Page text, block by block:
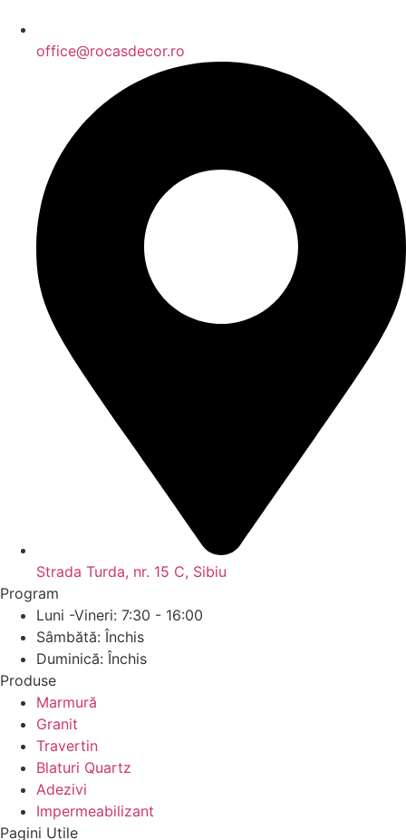
office@rocasdecor.ro
Strada Turda, nr. 15 C, Sibiu
Program
Luni -Vineri: 7:30 - 16:00
Sâmbătă: Închis
Duminică: Închis
Produse
Marmură
Granit
Travertin
Blaturi Quartz
Adezivi
Impermeabilizant
Pagini Utile